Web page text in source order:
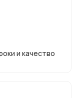
и качество